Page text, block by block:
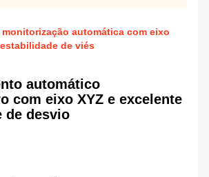
automática com eixo
de viés
automático
com eixo XYZ e excelente
de desvio